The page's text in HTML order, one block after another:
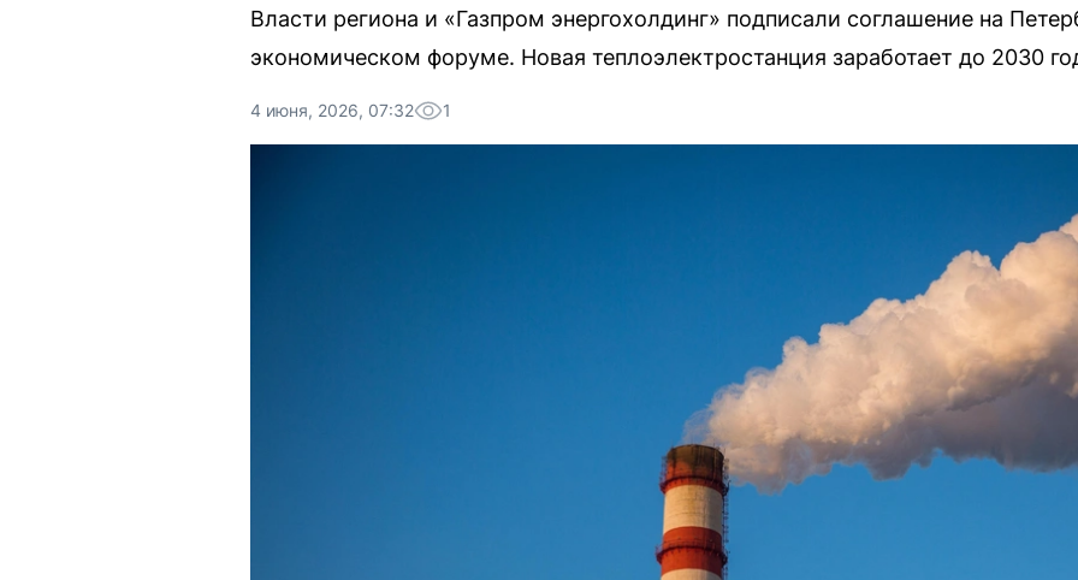
Власти региона и «Газпром энергохолдинг» подписали соглашение на
экономическом форуме. Новая теплоэлектростанция заработает до 2030
4 июня, 2026, 07:32 1